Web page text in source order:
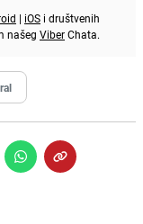
| iOS i društvenih
našeg ViberChata.